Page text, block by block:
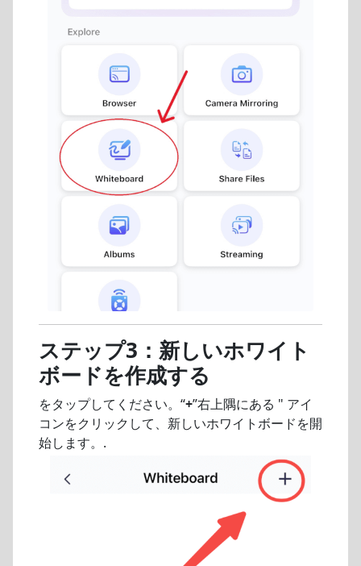
ステップ3：新しいホワイト
ボードを作成する
をタップしてください。“+”右上隅にある " アイ
コンをクリックして、新しいホワイトボードを開
始します。.